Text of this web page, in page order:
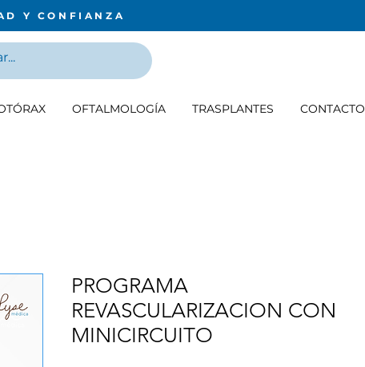
Y CONFIANZA
OFTALMOLOGÍA TRASPLANTES CONTACTO
PROGRAMA
REVASCULARIZACION CON
MINICIRCUITO